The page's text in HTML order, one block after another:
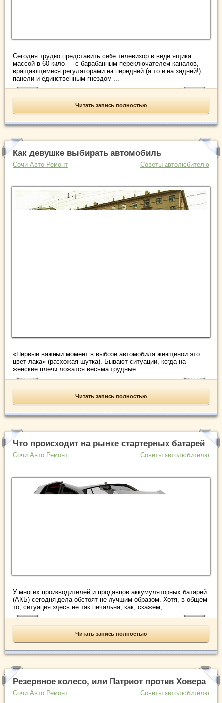
Сегодня трудно представить себе телевизор в виде ящика
массой в 60 кило — с барабанным переключателем каналов,
вращающимися регуляторами на передней (а то и на задней!)
панели и единственным гнездом ...
Читать запись полностью
Как девушке выбирать автомобиль
Сочи Авто Ремонт Советы автолюбителю
«Первый важный момент в выборе автомобиля женщиной это
цвет лака» (расхожая шутка). Бывают ситуации, когда на
женские плечи ложатся весьма трудные ...
Читать запись полностью
Что происходит на рынке стартерных батарей
Сочи Авто Ремонт Советы автолюбителю
У многих производителей и продавцов аккумуляторных батарей
(АКБ) сегодня дела обстоят не лучшим образом. Хотя, в общем-
то, ситуация здесь не так печальна, как, скажем, ...
Читать запись полностью
Резервное колесо, или Патриот против Ховера
Сочи Авто Ремонт Советы автолюбителю